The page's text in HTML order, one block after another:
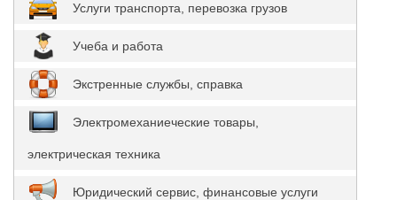
Услуги транспорта, перевозка грузов
Учеба и работа
Экстренные службы, справка
Электромеханиеческие товары,
электрическая техника
Юридический сервис, финансовые услуги